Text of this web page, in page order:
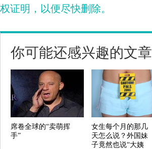
权证明，以便尽快删除。
你可能还感兴趣的文章
席卷全球的“卖萌挥
手”
女生每个月的那几
天怎么说？外国妹
子竟然也说“大姨